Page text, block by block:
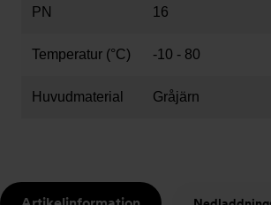
PN 16
Temperatur (°C) -10 - 80
Huvudmaterial Gråjärn